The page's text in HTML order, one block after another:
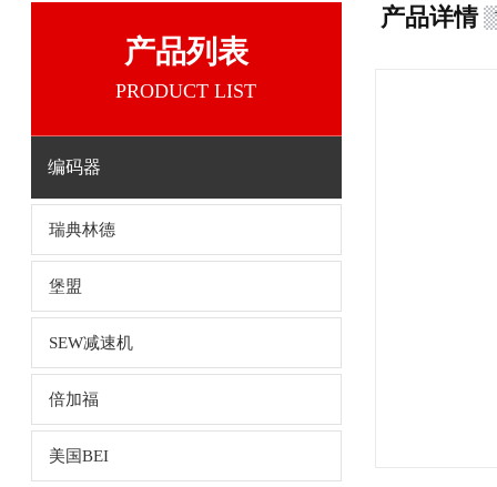
产品列表
PRODUCT LIST
编码器
瑞典林德
堡盟
SEW减速机
倍加福
美国BEI
产品详情